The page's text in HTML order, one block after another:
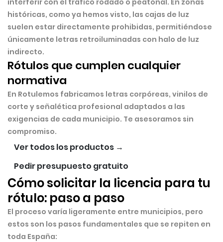
interferir con el tráfico rodado o peatonal. En zonas
históricas, como ya hemos visto, las cajas de luz
suelen estar directamente prohibidas, permitiéndose
únicamente letras retroiluminadas con halo de luz
indirecto.
Rótulos que cumplen cualquier
normativa
En Rotulemos fabricamos letras corpóreas, vinilos de
corte y señalética profesional adaptados a las
exigencias de cada municipio. Te asesoramos sin
compromiso.
Ver todos los productos →
Pedir presupuesto gratuito
Cómo solicitar la licencia para tu
rótulo: paso a paso
El proceso varía ligeramente entre municipios, pero
estos son los pasos fundamentales que se repiten en
toda España: